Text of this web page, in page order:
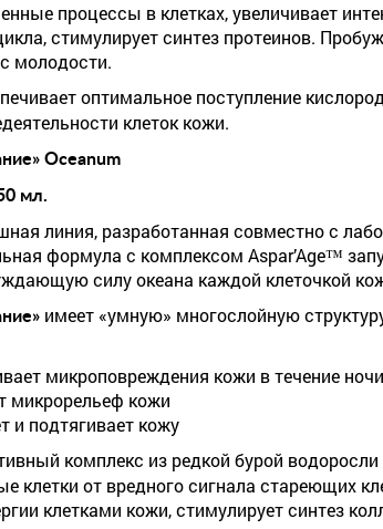
процессы в клетках, увеличивает
стимулирует синтез протеинов.
молодости.
оптимальное поступление
клеток кожи.
Oceanum
мл.
линия, разработанная совместно с
формула с комплексом Aspar’Age™
силу океана каждой клеточкой
имеет «умную» многослойную
микроповреждения кожи в течение ночи
микрорельеф кожи
и подтягивает кожу
комплекс из редкой бурой
клетки от вредного сигнала стареющих
клетками кожи, стимулирует синтез